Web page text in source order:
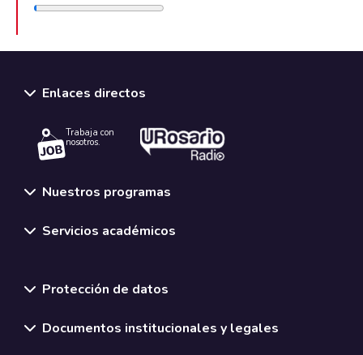
Enlaces directos
Trabaja con
nosotros.
Nuestros programas
Servicios académicos
Protección de datos
Documentos institucionales y legales